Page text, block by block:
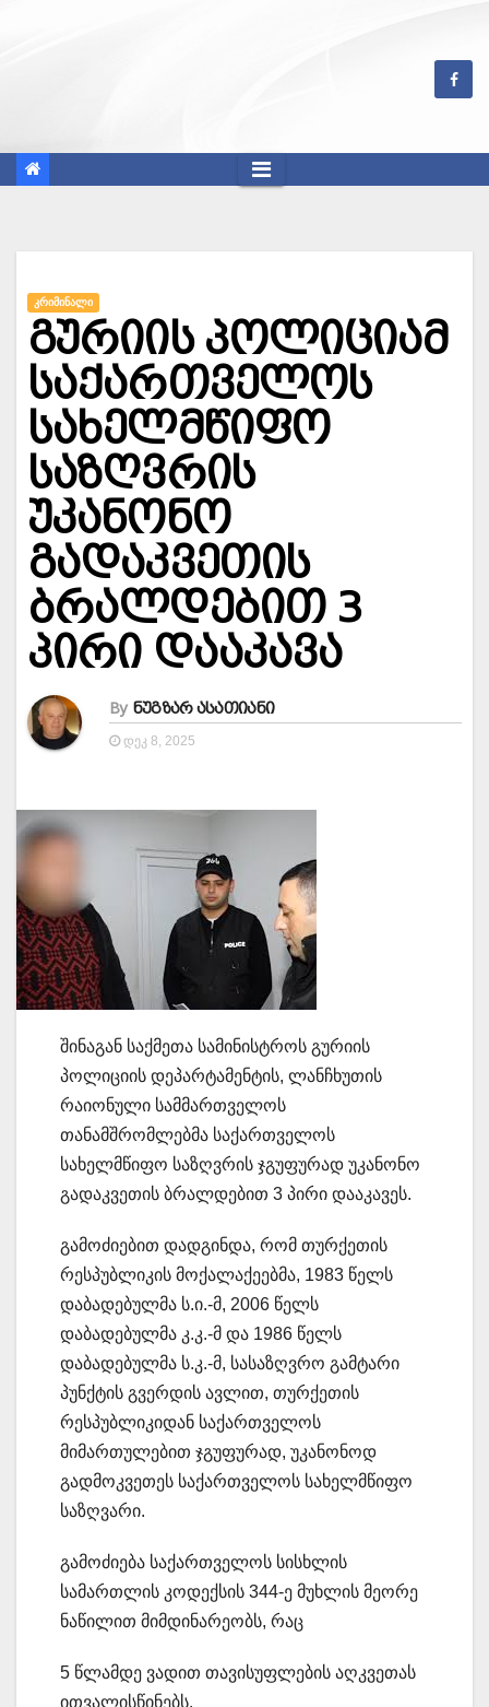
ᲙᲠᲘᲛᲘᲜᲐᲚᲘ
გურიის პოლიციამ
საქართველოს
სახელმწიფო
საზღვრის
უკანონო
გადაკვეთის
ბრალდებით 3
პირი დააკავა
By ნუგზარ ასათიანი
ᲓᲔᲙ 8, 2025
შინაგან საქმეთა სამინისტროს გურიის
პოლიციის დეპარტამენტის, ლანჩხუთის
რაიონული სამმართველოს
თანამშრომლებმა საქართველოს
სახელმწიფო საზღვრის ჯგუფურად უკანონო
გადაკვეთის ბრალდებით 3 პირი დააკავეს.
გამოძიებით დადგინდა, რომ თურქეთის
რესპუბლიკის მოქალაქეებმა, 1983 წელს
დაბადებულმა ს.ი.-მ, 2006 წელს
დაბადებულმა კ.კ.-მ და 1986 წელს
დაბადებულმა ს.კ.-მ, სასაზღვრო გამტარი
პუნქტის გვერდის ავლით, თურქეთის
რესპუბლიკიდან საქართველოს
მიმართულებით ჯგუფურად, უკანონოდ
გადმოკვეთეს საქართველოს სახელმწიფო
საზღვარი.
გამოძიება საქართველოს სისხლის
სამართლის კოდექსის 344-ე მუხლის მეორე
ნაწილით მიმდინარეობს, რაც
5 წლამდე ვადით თავისუფლების აღკვეთას
ითვალისწინებს.